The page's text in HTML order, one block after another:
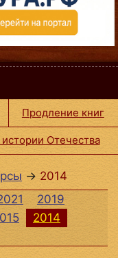
Продление книг
Отечества
→ 2014
2019
2014